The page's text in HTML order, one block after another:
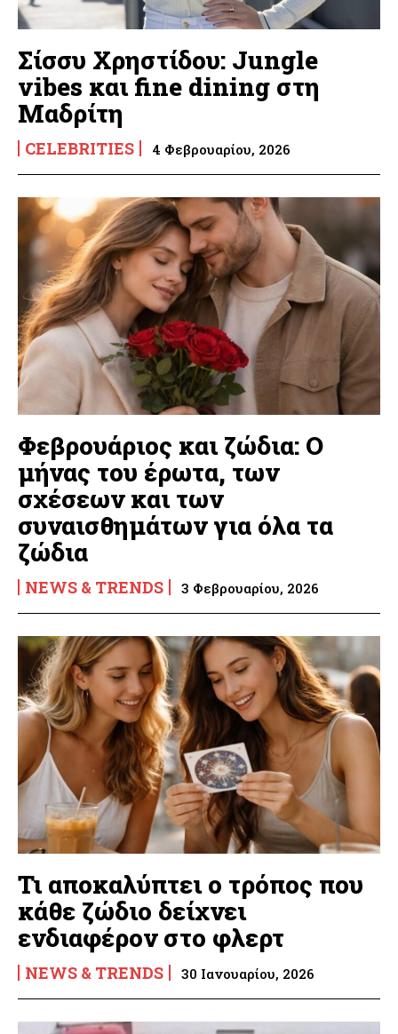
Σίσσυ Χρηστίδου: Jungle
vibes και fine dining στη
Μαδρίτη
CELEBRITIES 4 Φεβρουαρίου, 2026
Φεβρουάριος και ζώδια: Ο
μήνας του έρωτα, των
σχέσεων και των
συναισθημάτων για όλα τα
ζώδια
NEWS & TRENDS 3 Φεβρουαρίου, 2026
Τι αποκαλύπτει ο τρόπος που
κάθε ζώδιο δείχνει
ενδιαφέρον στο φλερτ
NEWS & TRENDS 30 Ιανουαρίου, 2026